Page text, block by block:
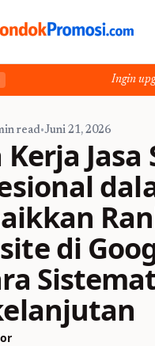
Ingin
read•Juni 21, 2026
Jasa
di